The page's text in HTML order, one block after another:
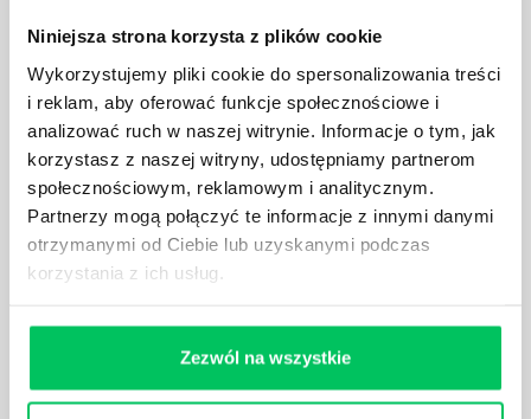
Niniejsza strona korzysta z plików cookie
Wykorzystujemy pliki cookie do spersonalizowania treści
i reklam, aby oferować funkcje społecznościowe i
analizować ruch w naszej witrynie. Informacje o tym, jak
korzystasz z naszej witryny, udostępniamy partnerom
społecznościowym, reklamowym i analitycznym.
Partnerzy mogą połączyć te informacje z innymi danymi
otrzymanymi od Ciebie lub uzyskanymi podczas
korzystania z ich usług.
Zezwól na wszystkie
GDZIE MOŻEMY ZAPOZNAĆ SIĘ Z
WYMAGANIAMI NORM JAKOŚCI WYROBÓW
MEDYCZNYCH?
W związku z ogromnym rozwojem dzisiejszego
społeczeństwa wprowadzane jest coraz więcej reguł,
które mają za zadanie poprawić poszczególne
wprowadzenie dąży do ujednolicenia jakości
produktów, które trafiają do klientów.